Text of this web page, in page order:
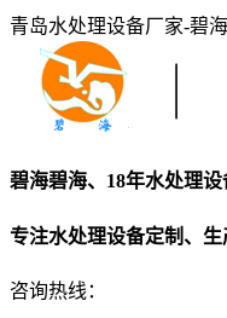
青岛水处理设备厂家-碧
碧海碧海、18年水处理
专注水处理设备定制、
咨询热线：